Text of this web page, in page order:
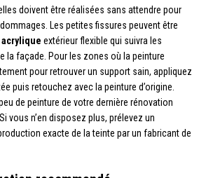
doivent être réalisées sans attendre pour
Les petites fissures peuvent être
acrylique extérieur flexible qui suivra les
la façade. Pour les zones où la peinture
pour retrouver un support sain, appliquez
puis retouchez avec la peinture d’origine.
de peinture de votre dernière rénovation
vous n’en disposez plus, prélevez un
exacte de la teinte par un fabricant de